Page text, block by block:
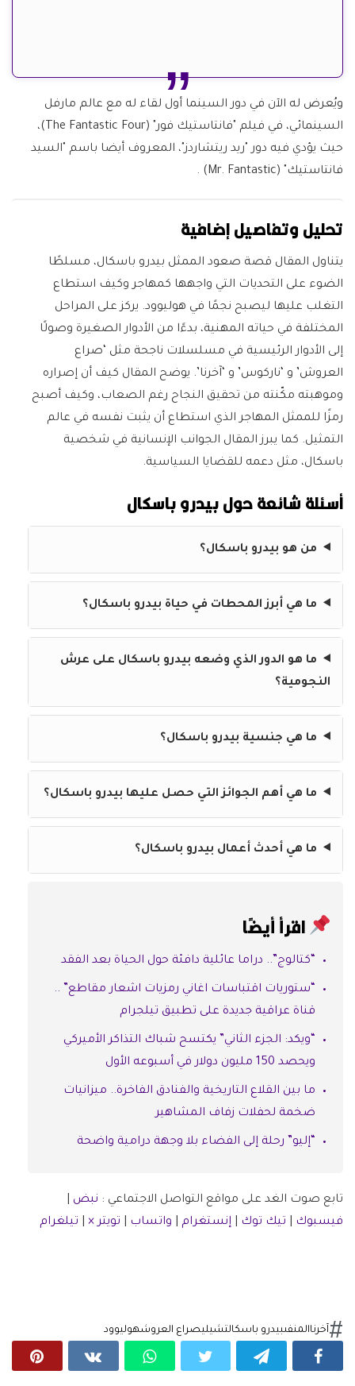
ويُعرض له الآن في دور السينما أول لقاء له مع عالم مارفل
السينمائي، في فيلم "فانتاستيك فور" (The Fantastic Four)،
حيث يؤدي فيه دور "ريد ريتشاردز"، المعروف أيضا باسم "السيد
فانتاستيك" (Mr. Fantastic) .
تحليل وتفاصيل إضافية
يتناول المقال قصة صعود الممثل بيدرو باسكال، مسلطًا
الضوء على التحديات التي واجهها كمهاجر وكيف استطاع
التغلب عليها ليصبح نجمًا في هوليوود. يركز على المراحل
المختلفة في حياته المهنية، بدءًا من الأدوار الصغيرة وصولًا
إلى الأدوار الرئيسية في مسلسلات ناجحة مثل ‘صراع
العروش’ و ‘ناركوس’ و ‘آخرنا’. يوضح المقال كيف أن إصراره
وموهبته مكّنته من تحقيق النجاح رغم الصعاب، وكيف أصبح
رمزًا للممثل المهاجر الذي استطاع أن يثبت نفسه في عالم
التمثيل. كما يبرز المقال الجوانب الإنسانية في شخصية
باسكال، مثل دعمه للقضايا السياسية.
أسئلة شائعة حول بيدرو باسكال
من هو بيدرو باسكال؟
ما هي أبرز المحطات في حياة بيدرو باسكال؟
ما هو الدور الذي وضعه بيدرو باسكال على عرش
النجومية؟
ما هي جنسية بيدرو باسكال؟
ما هي أهم الجوائز التي حصل عليها بيدرو باسكال؟
ما هي أحدث أعمال بيدرو باسكال؟
اقرأ أيضًا
“كتالوج”.. دراما عائلية دافئة حول الحياة بعد الفقد
“ستوريات اقتباسات اغاني رمزيات اشعار مقاطع” ..
قناة عراقية جديدة على تطبيق تيلجرام
“ويكد: الجزء الثاني” يكتسح شباك التذاكر الأميركي
ويحصد 150 مليون دولار في أسبوعه الأول
ما بين القلاع التاريخية والفنادق الفاخرة.. ميزانيات
ضخمة لحفلات زفاف المشاهير
“إليو” رحلة إلى الفضاء بلا وجهة درامية واضحة
تابع صوت الغد على مواقع التواصل الاجتماعي : نبض
فيسبوك
تيك توك إنستغرام واتساب تويتر × تيلغرام
آخرناالمنفىبيدرو باسكالتشيليصراع العروشهوليوود